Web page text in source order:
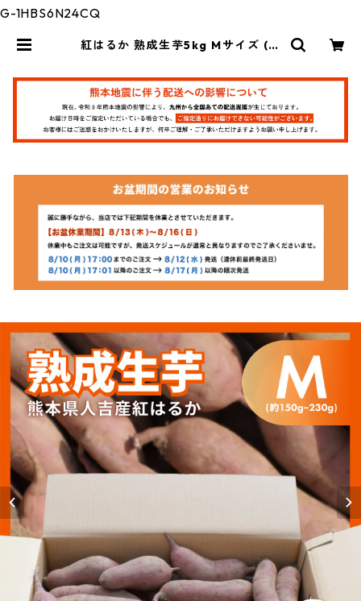
G-1HBS6N24CQ
紅はるか 熟成生芋5kg Mサイズ (約